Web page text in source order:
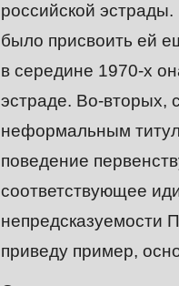
российской
было присвоить ей
в середине 1970-х
эстраде. Во-вторых,
неформальным
поведение
соответствующее
непредсказуемости
приведу пример,